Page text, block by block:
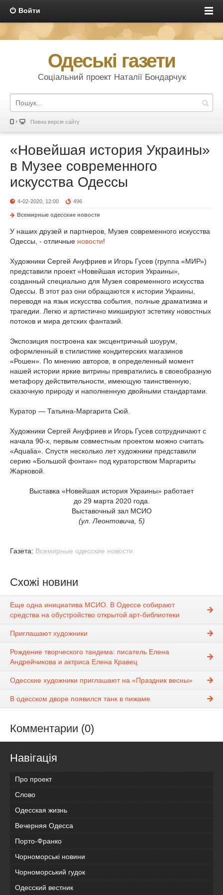
Войти
Одеські газети
Соціальний проект Наталії Бондарчук
Повна версія сайту
«Новейшая история Украины»
в Музее современного
искусства Одессы
4-02-2020, 12:00 496
Всемирные одесские новости
У наших друзей и партнеров, Музея современного искусства
Одессы, - отличные новости!
Художники Сергей Ануфриев и Игорь Гусев (группа «МИР»)
представили проект «Новейшая история Украины»,
созданный специально для Музея современного искусства
Одессы. В этот раз они обращаются к истории Украины,
переводя на язык искусства события, полные драматизма и
трагедии. Легко и артистично микшируют эстетику новостных
потоков и мира детских фантазий.
Экспозиция построена как эксцентричный шоурум,
оформленный в стилистике кондитерских магазинов
«Рошен». По мнению авторов, в определенный момент
нашей истории яркие витрины превратились в своеобразную
метафору действительности, имеющую таинственную,
сказочную природу и наполненную двойными стандартами.
Куратор — Татьяна-Маргарита Сюй.
Художники Сергей Ануфриев и Игорь Гусев сотрудничают с
начала 90-х, первым совместным проектом можно считать
«Aqualia». Спустя несколько лет художники представили
серию «Большой фонтан» под кураторством Маргариты
Жарковой.
Выставка «Новейшая история Украины» работает
до 29 марта 2020 года.
Выставочный зал МСИО
(ул. Леонтовича, 5)
Газета: Всемирные одесские новости
Схожі новини
Еще одна инициатива МСИО. В Одессе собирают
средства на обустройство открытой арт-библиотеки
Приглашают художники
Рождение творческого тандема: писатель Елена
Андрейчикова и актриса Елена Кравец
Одесские художники приглашают на «Праздник весны»
В одесском дворе появился танк в пижаме
Комментарии (0)
Навігація
Про проект
Слово
Одесская жизнь
Вечерняя Одесса
Порто-Франко
Чорноморські новини
Чорноморський гудок
Одесский вестник